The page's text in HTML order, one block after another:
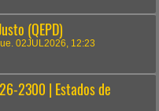
(QEPD)
02JUL2026, 12:23
2300 | Estados de